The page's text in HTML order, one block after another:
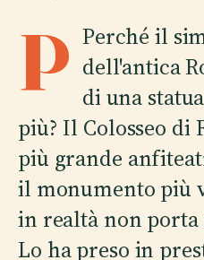
P Perché il
dell'antica
di una
più? Il Colosseo
più grande
il monumento più
in realtà non
Lo ha preso in